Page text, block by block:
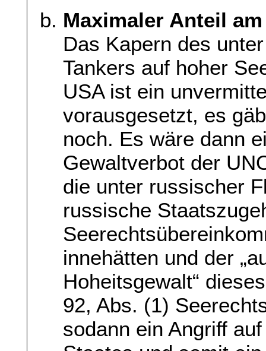
Maximaler Anteil
Das Kapern des
Tankers auf hoher
USA ist ein
vorausgesetzt, es
noch. Es wäre dann
Gewaltverbot der
die unter russischer
russische
innehätten und der
Hoheitsgewalt“
92, Abs. (1)
sodann ein Angriff